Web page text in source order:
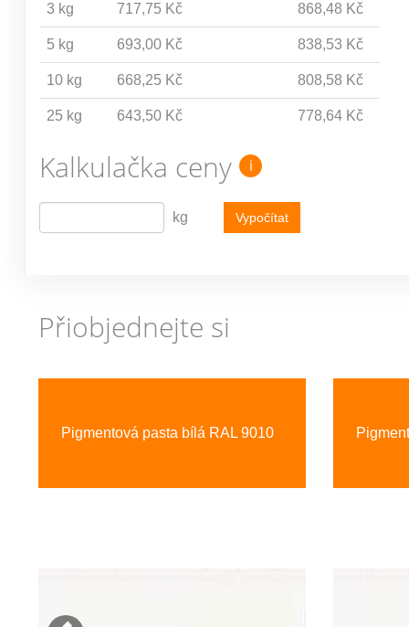
3 kg 717,75 Kč 868,48 Kč
5 kg 693,00 Kč 838,53 Kč
10 kg 668,25 Kč 808,58 Kč
25 kg 643,50 Kč 778,64 Kč
Kalkulačka ceny i
kg Vypočítat
Přiobjednejte si
Pigmentová pasta bílá RAL 9010